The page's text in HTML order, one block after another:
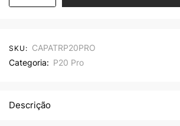
SKU: CAPATRP20PRO
Categoria: P20 Pro
Descrição